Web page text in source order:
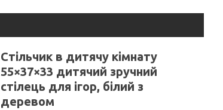
Стільчик в дитячу кімнату
55×37×33 дитячий зручний
стілець для ігор, білий з
деревом